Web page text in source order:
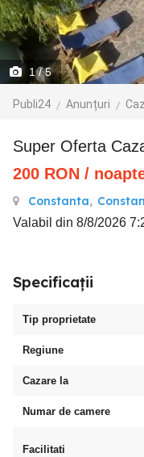
1/ 5
Publi24 Anunțuri
Super Oferta
200 RON /
Constanta,
Valabil din 8/8/2026
Specificații
Tip proprietate
Regiune
Cazare la
Numar de camere
Facilitati